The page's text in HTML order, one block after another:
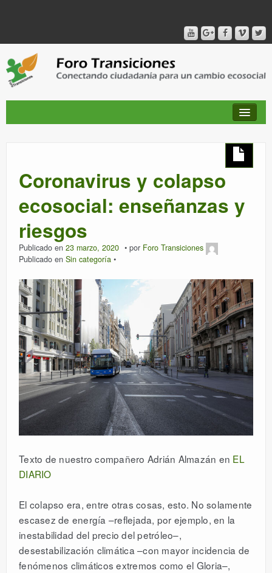
PUBLICACIONES + TIEMPO DE TRANSICIONES
RED AMIG@S DEL FORO
CANAL DE VIDEO
Coronavirus y colapso
ecosocial: enseñanzas y
riesgos
Publicado en 23 marzo, 2020 por Foro Transiciones
Publicado en Sin categoría
Texto de nuestro compañero Adrián Almazán en EL
DIARIO
El colapso era, entre otras cosas, esto. No solamente
escasez de energía –reflejada, por ejemplo, en la
inestabilidad del precio del petróleo–,
desestabilización climática –con mayor incidencia de
fenómenos climáticos extremos como el Gloria–,